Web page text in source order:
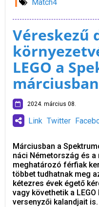
Match4
Véreskezű
LEGO a
márciusban
2024. március 08.
Link Twitter
Márciusban a
náci Németország és
meghatározó férfiak
többet tudhatnak meg
kétezres évek égető
vagy követhetik a
versenyzői kalandjait is.